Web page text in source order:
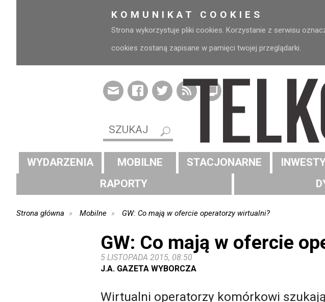
KOMUNIKAT COOKIES
Strona wykorzystuje pliki cookies. Korzystanie z serwisu
cookies zostaną zapisane w pamięci twojej przeglądarki.
WYDARZENIA MOBILNE STACJONARNE
RAPORTY
Strona główna Mobilne GW: Co mają w ofercie operatorzy wirtualni?
GW: Co mają w ofercie
5 LISTOPADA 2015, 08:50
J.A. GAZETA WYBORCZA
Wirtualni operatorzy komórkowi